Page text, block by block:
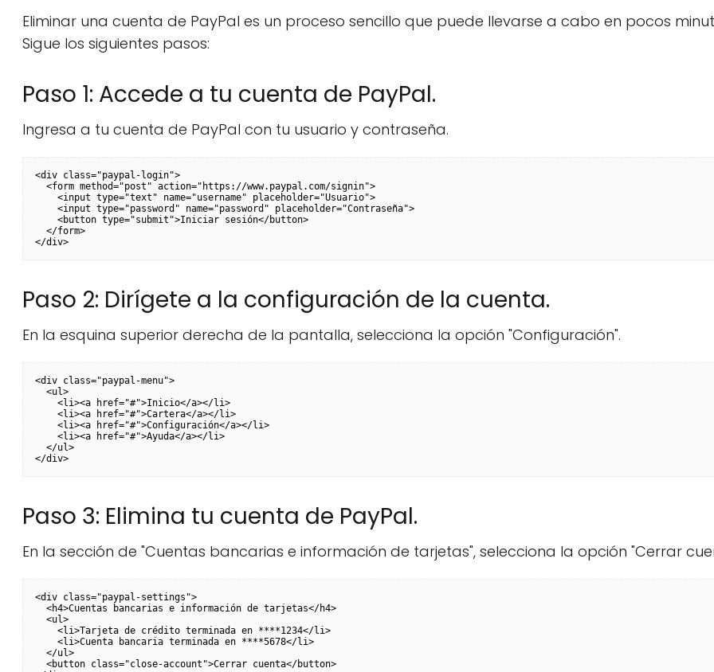
Eliminar una cuenta de PayPal es un proceso sencillo que puede llevarse a cabo en pocos
Sigue los siguientes pasos:
Paso 1: Accede a tu cuenta de PayPal.
Ingresa a tu cuenta de PayPal con tu usuario y contraseña.
<div class="paypal-login">
  <form method="post" action="https://www.paypal.com/signin">
    <input type="text" name="username" placeholder="Usuario">
    <input type="password" name="password" placeholder="Contraseña">
    <button type="submit">Iniciar sesión</button>
  </form>
Paso 2: Dirígete a la configuración de la cuenta.
En la esquina superior derecha de la pantalla, selecciona la opción "Configuración".
<div class="paypal-menu">
  <ul>
    <li><a href="#">Inicio</a></li>
    <li><a href="#">Cartera</a></li>
    <li><a href="#">Configuración</a></li>
    <li><a href="#">Ayuda</a></li>
  </ul>
Paso 3: Elimina tu cuenta de PayPal.
En la sección de "Cuentas bancarias e información de tarjetas", selecciona la opción "Cerrar
<div class="paypal-settings">
  <h4>Cuentas bancarias e información de tarjetas</h4>
  <ul>
    <li>Tarjeta de crédito terminada en ****1234</li>
    <li>Cuenta bancaria terminada en ****5678</li>
  </ul>
  <button class="close-account">Cerrar cuenta</button>